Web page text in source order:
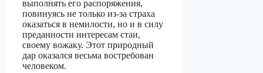
выполнять его распоряжения,
повинуясь не только из-за страха
оказаться в немилости, но и в силу
преданности интересам стаи,
своему вожаку. Этот природный
дар оказался весьма востребован
человеком.